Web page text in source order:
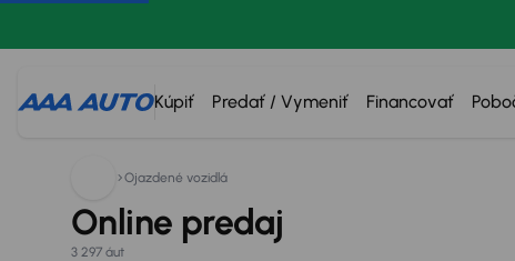
Kúpiť Predať / Vymeniť Financovať
Hľadáte: Zrušiť všetko
Ojazdené vozidlá
Online predaj
3 297 áut